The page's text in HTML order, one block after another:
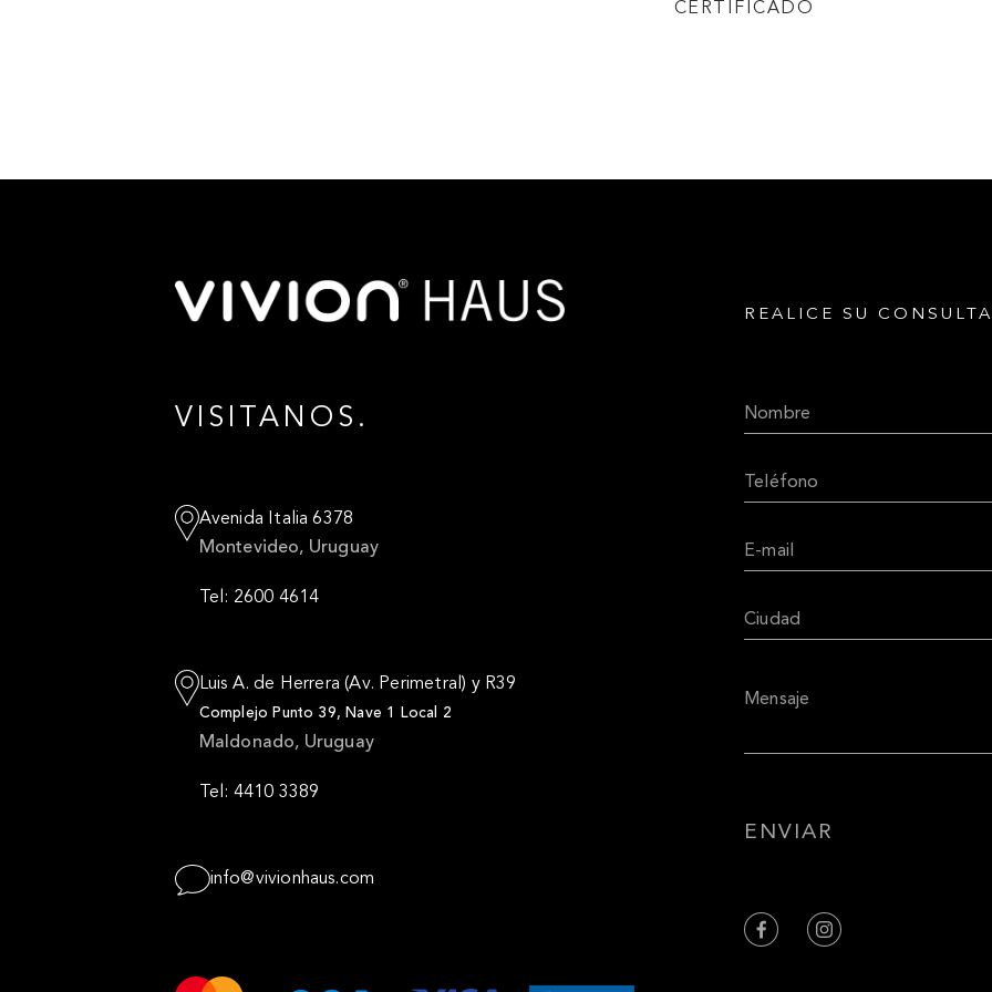
CERTIFICADO
VISITANOS.
Avenida Italia 6378
Montevideo, Uruguay
Tel: 2600 4614
Luis A. de Herrera (Av. Perimetral) y R39
Complejo Punto 39, Nave 1 Local 2
Maldonado, Uruguay
Tel: 4410 3389
info@vivionhaus.com
REALICE SU
ENVIAR